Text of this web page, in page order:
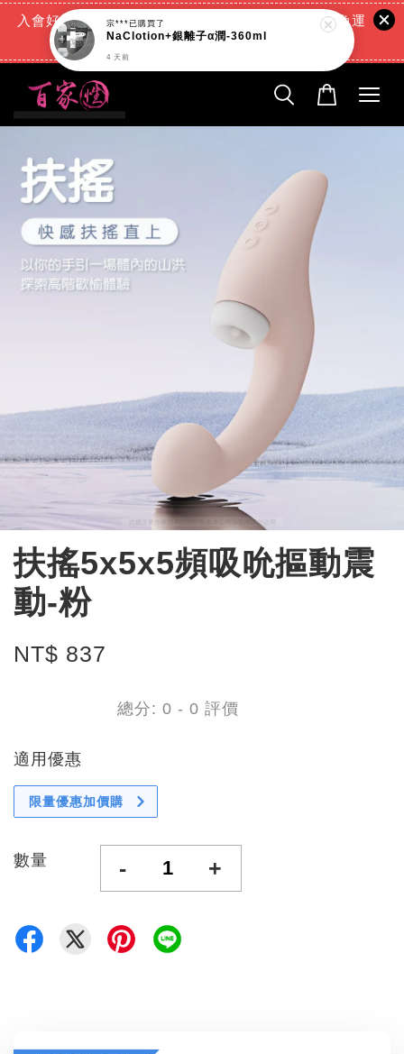
入會好禮:(消費滿888元=現折88元)+(滿666元超商免運
費)+(交易完成再送現金回饋)
扶搖5x5x5頻吸吮摳動震
動-粉
NT$ 837
總分: 0 - 0 評價
適用優惠
限量優惠加價購
數量 - +